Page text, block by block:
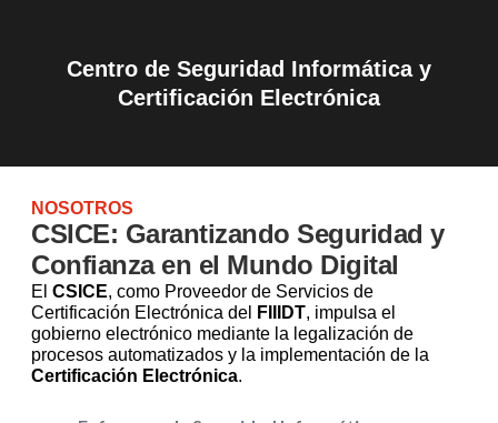
Centro de Seguridad Informática y
Certificación Electrónica
NOSOTROS
CSICE: Garantizando Seguridad y
Confianza en el Mundo Digital
El CSICE, como Proveedor de Servicios de
Certificación Electrónica del
FIIIDT, impulsa el
gobierno electrónico mediante la legalización de
procesos automatizados y la implementación de la
Certificación Electrónica.